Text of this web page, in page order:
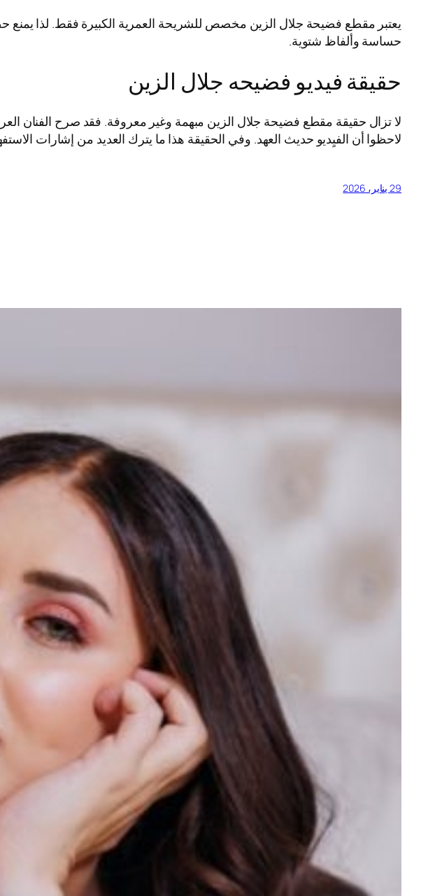
يعتبر مقطع فضيحة جلال الزين مخصص للشريحة العمرية الكبيرة فقط. لذا يمنع
حساسة وألفاظ شتوية.
حقيقة فيديو فضيحه جلال الزين
لا تزال حقيقة مقطع فضيحة جلال الزين مبهمة وغير معروفة. فقد صرح الفنان
لاحظوا أن الفيِديو حديث العهد. وفي الحقيقة هذا ما يترك العديد من إشارات
29 يناير، 2026